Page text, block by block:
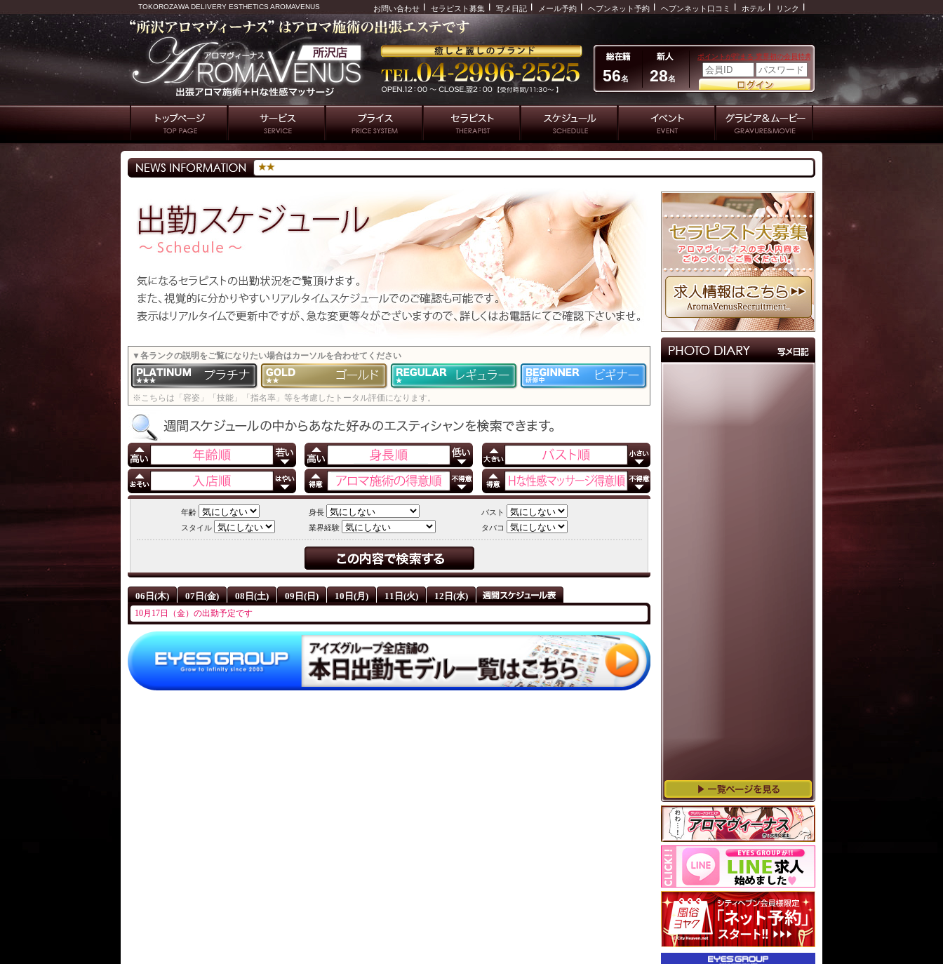
TOKOROZAWA DELIVERY ESTHETICS AROMAVENUS リンク
ホテル
ヘブンネット口コミ
ヘブンネット予約
メール予約
写メ日記
セラピスト募集
お問い合わせ
56名 28名
★★★温かなセラピストの肌の温もり。癒しの極
▼各ランクの説明をご覧になりたい場合はカーソルを合わせてください
※こちらは「容姿」「技能」「指名率」等を考慮したトータル評価になります。
年齢 身長
バスト
スタイル
業界経験 タバコ
06日(木) 07日(金) 08日(土) 09日(日) 10日(月) 11日(火) 12日(水)
10月17日（金）の出勤予定です